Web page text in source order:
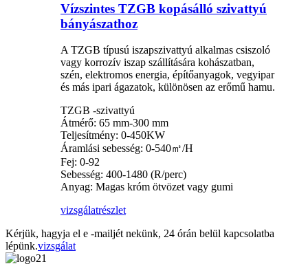
Vízszintes TZGB kopásálló szivattyú
bányászathoz
A TZGB típusú iszapszivattyú alkalmas csiszoló
vagy korrozív iszap szállítására kohászatban,
szén, elektromos energia, építőanyagok, vegyipar
és más ipari ágazatok, különösen az erőmű hamu.
TZGB -szivattyú
Átmérő: 65 mm-300 mm
Teljesítmény: 0-450KW
Áramlási sebesség: 0-540㎥/H
Fej: 0-92
Sebesség: 400-1480 (R/perc)
Anyag: Magas króm ötvözet vagy gumi
vizsgálatrészlet
Kérjük, hagyja el e -mailjét nekünk, 24 órán belül kapcsolatba
lépünk.vizsgálat